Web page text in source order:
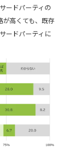
ードパーティの
高くても、既存
ードパーティに